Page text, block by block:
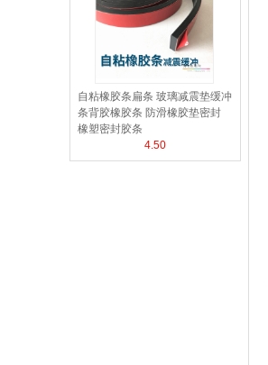
自粘橡胶条扁条 玻璃减震垫缓冲
条背胶橡胶条 防滑橡胶垫密封
橡塑密封胶条
4.50